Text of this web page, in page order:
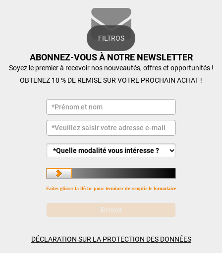
FILTROS
ABONNEZ-VOUS À NOTRE NEWSLETTER
Soyez le premier à recevoir nos nouveautés, offres et opportunités !
OBTENEZ 10 % DE REMISE SUR VOTRE PROCHAIN ACHAT !
Faites glisser la flèche pour terminer de remplir le formulaire
DÉCLARATION SUR LA PROTECTION DES DONNÉES